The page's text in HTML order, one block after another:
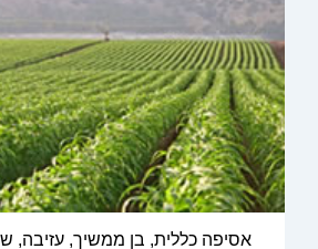
אסיפה כללית, בן ממשיך, עזיבה,